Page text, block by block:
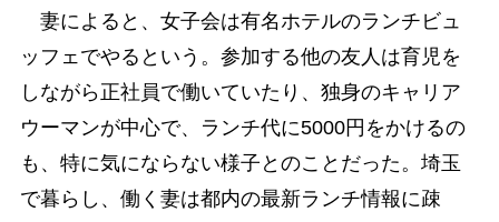
妻によると、女子会は有名ホテルのランチビュ
ッフェでやるという。参加する他の友人は育児を
しながら正社員で働いていたり、独身のキャリア
ウーマンが中心で、ランチ代に5000円をかけるの
も、特に気にならない様子とのことだった。埼玉
で暮らし、働く妻は都内の最新ランチ情報に疎